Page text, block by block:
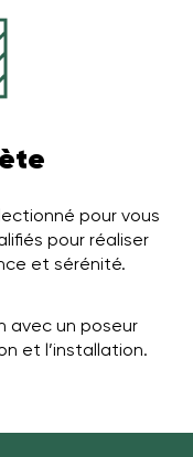
pour vous
pour réaliser
et sérénité.
avec un poseur
et l’installation.